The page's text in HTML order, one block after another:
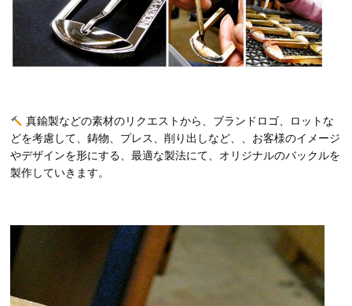
真鍮製などの素材のリクエストから、ブランドロゴ、ロットな
どを考慮して、鋳物、プレス、削り出しなど、、お客様のイメージ
やデザインを形にする、最適な製法にて、オリジナルのバックルを
製作していきます。